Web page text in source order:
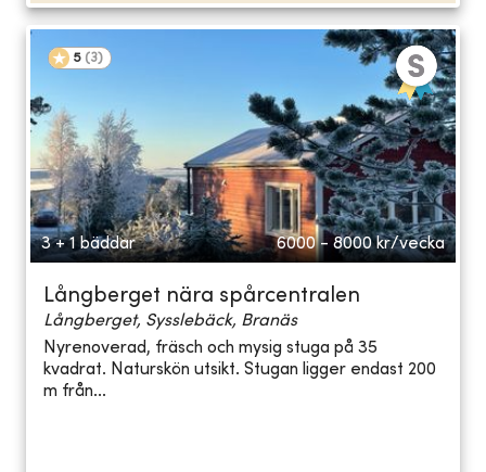
5 (3)
3 + 1 bäddar 6000 - 8000 kr/vecka
Långberget nära spårcentralen
Långberget, Sysslebäck, Branäs
Nyrenoverad, fräsch och mysig stuga på 35
kvadrat. Naturskön utsikt. Stugan ligger endast 200
m från...